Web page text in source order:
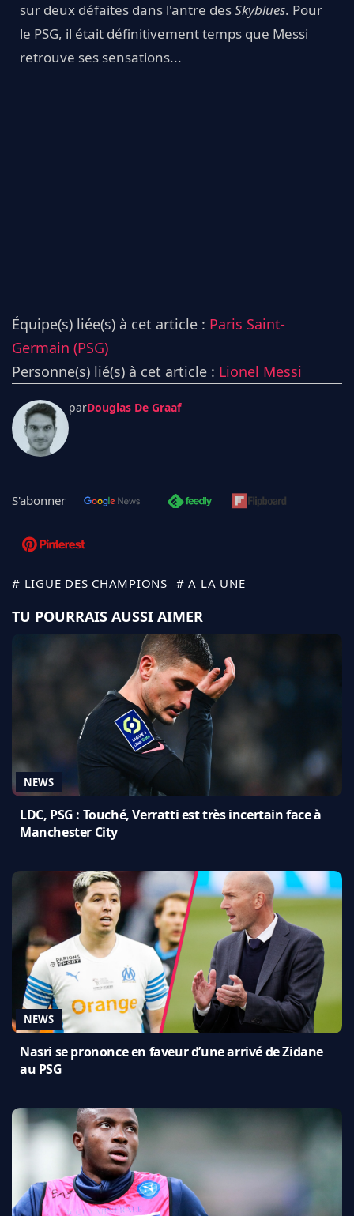
sur deux défaites dans l'antre desSkyblues. Pour
le PSG, il était définitivement temps que Messi
retrouve ses sensations...
Équipe(s) liée(s) à cet article : Paris Saint-
Germain (PSG)
Personne(s) lié(s) à cet article : Lionel Messi
parDouglas De Graaf
S'abonner
# LIGUE DES CHAMPIONS # A LA UNE
TU POURRAIS AUSSI AIMER
NEWS
LDC, PSG : Touché, Verratti est très incertain face à
Manchester City
NEWS
Nasri se prononce en faveur d’une arrivé de Zidane
au PSG